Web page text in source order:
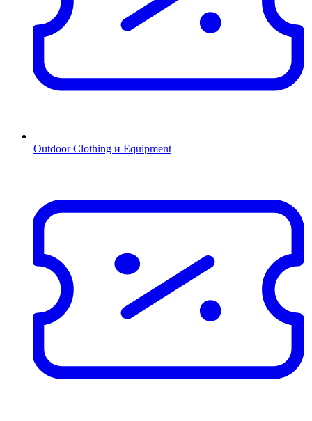
Outdoor Clothing и Equipment